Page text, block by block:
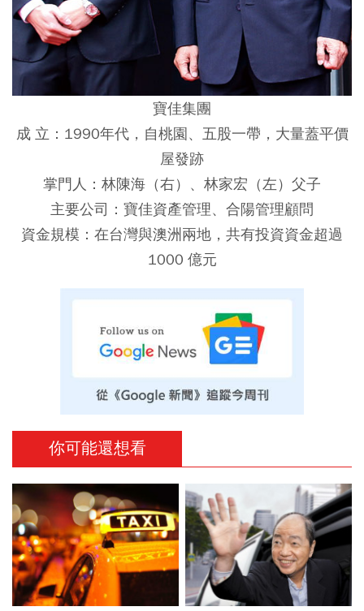
寶佳集團
成 立：1990年代，自桃園、五股一帶，大量蓋平價
屋發跡
掌門人：林陳海（右）、林家宏（左）父子
主要公司：寶佳資產管理、合陽管理顧問
資金規模：在台灣與澳洲兩地，共有投資資金超過
1000 億元
你可能還想看